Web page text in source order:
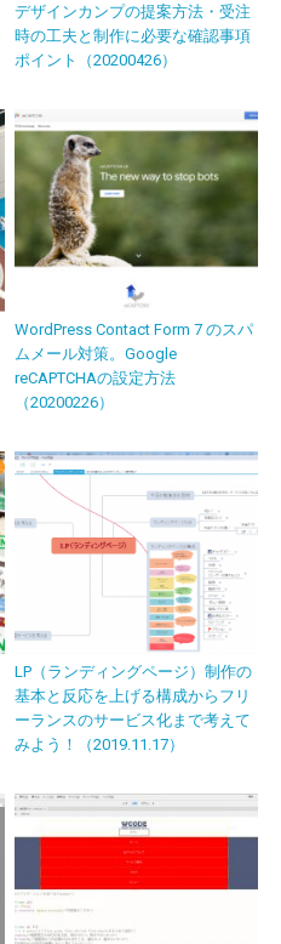
デザインカンプの提案方法・受注
時の工夫と制作に必要な確認事項
ポイント（20200426）
WordPress Contact Form 7 のスパ
ムメール対策。Google
reCAPTCHAの設定方法
（20200226）
LP（ランディングページ）制作の
基本と反応を上げる構成からフリ
ーランスのサービス化まで考えて
みよう！（2019.11.17）